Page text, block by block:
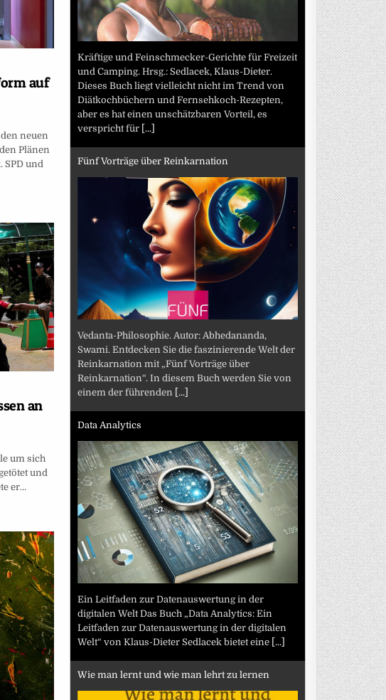
auf
neuen
Plänen
SPD und
an
um sich
und
er…
Kräftige und Feinschmecker-Gerichte für Freizeit
und Camping. Hrsg.: Sedlacek, Klaus-Dieter.
Dieses Buch liegt vielleicht nicht im Trend von
Diätkochbüchern und Fernsehkoch-Rezepten,
aber es hat einen unschätzbaren Vorteil, es
verspricht für [...]
Fünf Vorträge über Reinkarnation
Vedanta-Philosophie. Autor: Abhedananda,
Swami. Entdecken Sie die faszinierende Welt der
Reinkarnation mit „Fünf Vorträge über
Reinkarnation“. In diesem Buch werden Sie von
einem der führenden [...]
Data Analytics
Ein Leitfaden zur Datenauswertung in der
digitalen Welt Das Buch „Data Analytics: Ein
Leitfaden zur Datenauswertung in der digitalen
Welt“ von Klaus-Dieter Sedlacek bietet eine [...]
Wie man lernt und wie man lehrt zu lernen